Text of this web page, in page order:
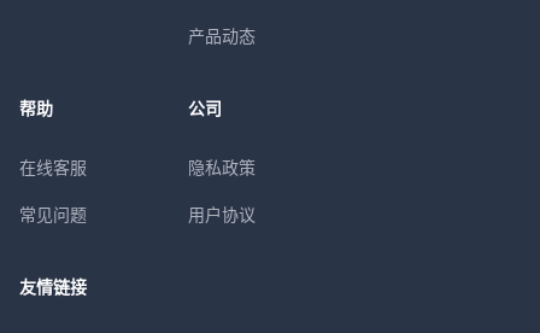
产品动态
帮助
在线客服
常见问题
公司
隐私政策
用户协议
友情链接